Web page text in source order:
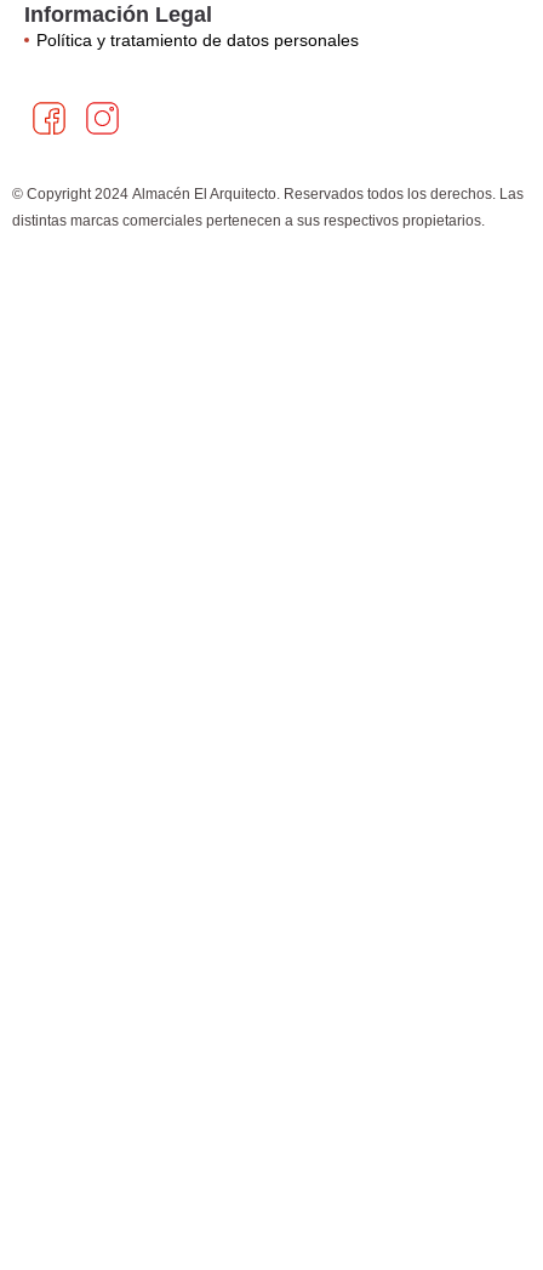
Información Legal
Política y tratamiento de datos personales
a
c
b
n
s
a
© Copyright 2024 Almacén El Arquitecto. Reservados todos los derechos. Las
distintas marcas comerciales pertenecen a sus respectivos propietarios.